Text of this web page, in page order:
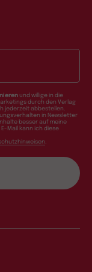
und willige in die
durch den Verlag
jederzeit abbestellen.
in Newsletter
besser auf meine
Mail kann ich diese